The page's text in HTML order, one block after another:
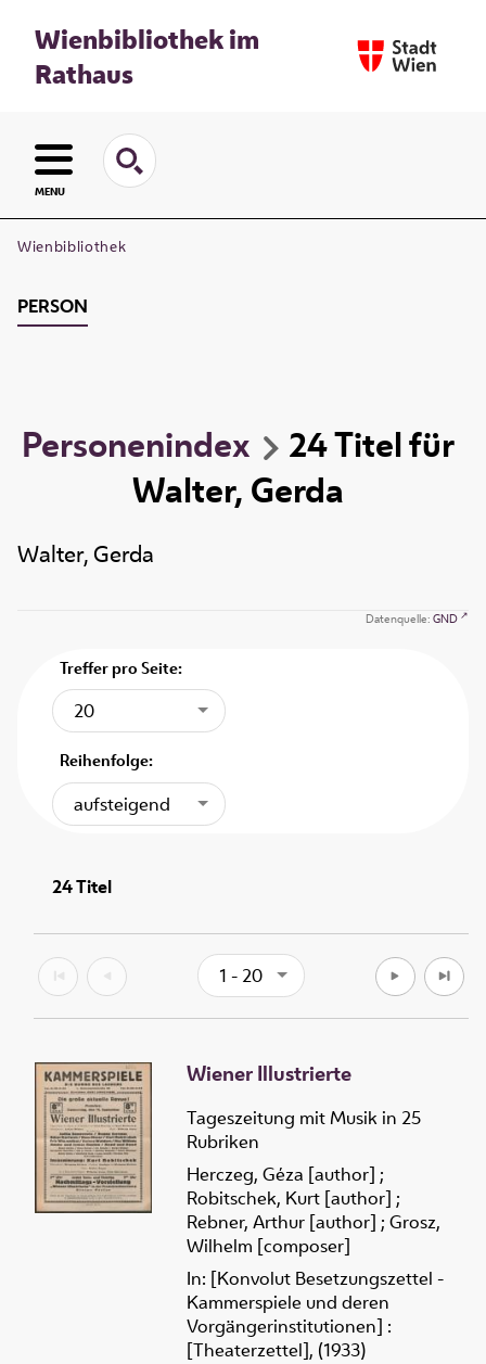
Wienbibliothek im
Rathaus
MENU
Wienbibliothek
PERSON
Personenindex 24Titelfür
Walter, Gerda
Walter, Gerda
Datenquelle: GND
Treffer pro Seite:
20
Reihenfolge:
aufsteigend
24Titel
1 - 20
Wiener Illustrierte
Tageszeitung mit Musik in 25
Rubriken
Herczeg, Géza [author] ;
Robitschek, Kurt [author] ;
Rebner, Arthur [author] ; Grosz,
Wilhelm [composer]
In: [Konvolut Besetzungszettel -
Kammerspiele und deren
Vorgängerinstitutionen] :
[Theaterzettel], (1933)